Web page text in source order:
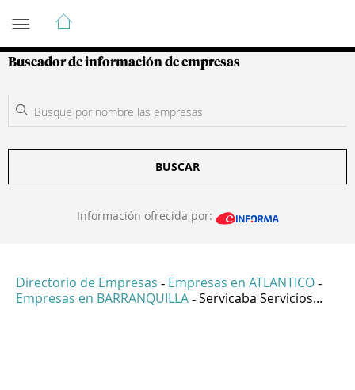
Guía de Empresas Colombianas
Buscador de información de empresas
BUSCAR
Información ofrecida por:
Directorio de Empresas - Empresas en ATLANTICO -
Empresas en BARRANQUILLA - Servicaba Servicios...